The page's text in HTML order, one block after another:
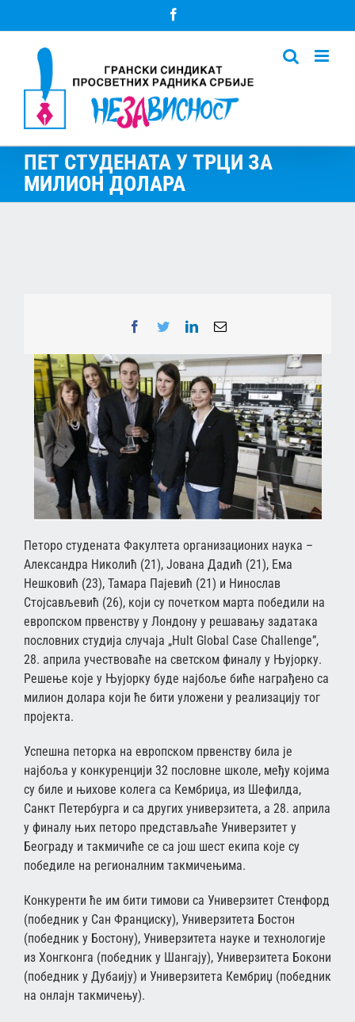
to
ПЕТ СТУДЕНАТА У ТРЦИ ЗА
МИЛИОН ДОЛАРА
Facebook
TwitterLinkedInEmail
Петоро студената Факултета организационих наука –
Александра Николић (21), Јована Дадић (21), Ема
Нешковић (23), Тамара Пајевић (21) и Нинослав
Стојсављевић (26), који су почетком марта победили на
европском првенству у Лондону у решавању задатака
пословних студија случаја „Hult Global Case Challenge”,
28. априла учествоваће на светском финалу у Њујорку.
Решење које у Њујорку буде најбоље биће награђено са
милион долара који ће бити уложени у реализацију тог
пројекта.
Успешна петорка на европском првенству била је
најбоља у конкуренцији 32 пословне школе, међу којима
су биле и њихове колега са Кембриџа, из Шефилда,
Санкт Петербурга и са других универзитета, а 28. априла
у финалу њих петоро представљаће Универзитет у
Београду и такмичиће се са још шест екипа које су
победиле на регионалним такмичењима.
Конкуренти ће им бити тимови са Универзитет Стенфорд
(победник у Сан Франциску), Универзитета Бостон
(победник у Бостону), Универзитета науке и технологије
из Хонгконга (победник у Шангају), Универзитета Бокони
(победник у Дубаију) и Универзитета Кембриџ (победник
на онлајн такмичењу).